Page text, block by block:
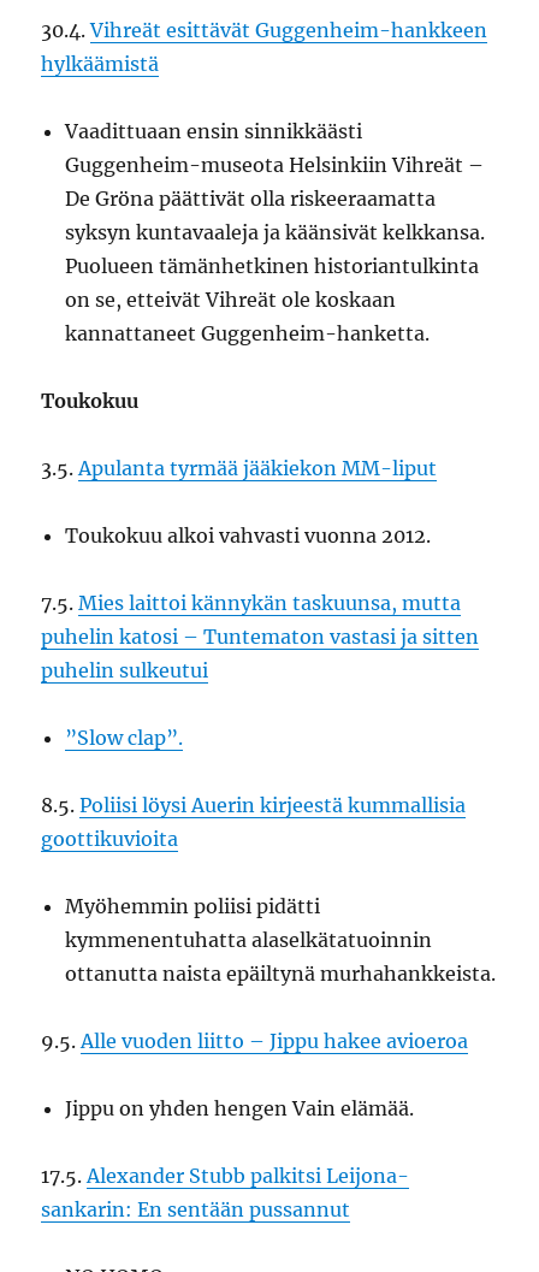
30.4.Vihreät esittävät Guggenheim-hankkeen
hylkäämistä
Vaadittuaan ensin sinnikkäästi
Guggenheim-museota Helsinkiin Vihreät –
De Gröna päättivät olla riskeeraamatta
syksyn kuntavaaleja ja käänsivät kelkkansa.
Puolueen tämänhetkinen historiantulkinta
on se, etteivät Vihreät ole koskaan
kannattaneet Guggenheim-hanketta.
Toukokuu
3.5.Apulanta tyrmää jääkiekon MM-liput
Toukokuu alkoi vahvasti vuonna 2012.
7.5.Mies laittoi kännykän taskuunsa, mutta
puhelin katosi – Tuntematon vastasi ja sitten
puhelin sulkeutui
”Slow clap”.
8.5.Poliisi löysi Auerin kirjeestä kummallisia
goottikuvioita
Myöhemmin poliisi pidätti
kymmenentuhatta alaselkätatuoinnin
ottanutta naista epäiltynä murhahankkeista.
9.5.Alle vuoden liitto – Jippu hakee avioeroa
Jippu on yhden hengen Vain elämää.
17.5.Alexander Stubb palkitsi Leijona-
sankarin: En sentään pussannut